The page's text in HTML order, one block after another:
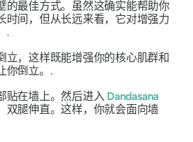
的最佳方式。虽然这确实能帮助你
时间，但从长远来看，它对增强力
.
立，这样既能增强你的核心肌群和
你倒立。.
贴在墙上。然后进入 Dandasana
双腿伸直。这样，你就会面向墙